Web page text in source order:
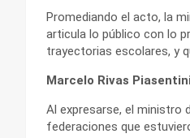
Promediando el acto, la
articula lo público con lo
trayectorias escolares, y
Marcelo Rivas Piasentini
Al expresarse, el ministro
federaciones que